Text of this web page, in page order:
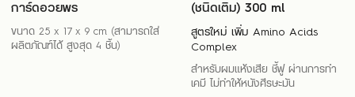
การ์ดอวยพร
ขนาด 25 x 17 x 9 cm (สามารถใส่
ผลิตภัณฑ์ได้ สูงสุด 4 ชิ้น)
(ชนิดเติม) 300 ml
สูตรใหม่ เพิ่ม Amino Acids
Complex
สำหรับผมแห้งเสีย ชี้ฟู ผ่านการทำ
เคมี ไม่ทำให้หนังศีรษะมัน